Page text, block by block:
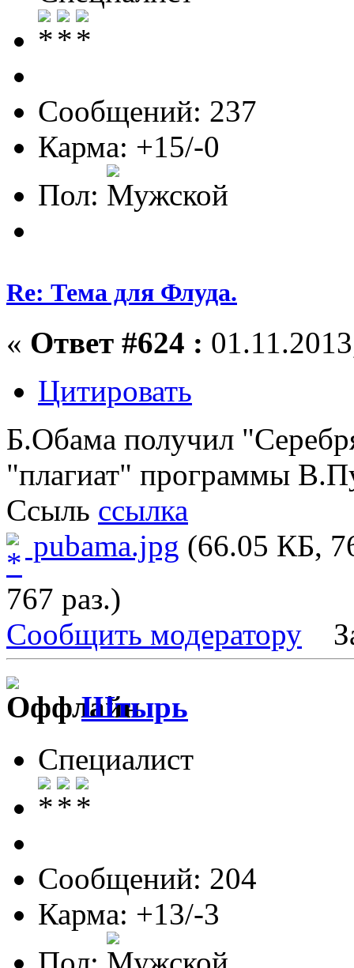
Сообщений: 237
Карма: +15/-0
Пол:
Re: Тема для Флуда.
« Ответ #624 :
Цитировать
Б.Обама получил
"плагиат" программы
Ссыль ссылка
pubama.jpg (66.05 КБ,
767 раз.)
Сообщить модератору
Штырь
Специалист
Сообщений: 204
Карма: +13/-3